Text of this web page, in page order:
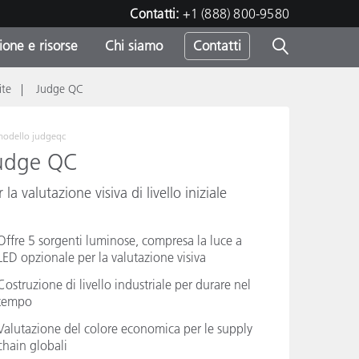
Contatti: +1 (888) 800-9580
e risorse Chi siamo Contatti
Judge QC
judgeqc
QC
la valutazione visiva di livello iniziale
5 sorgenti luminose, compresa la luce a
opzionale per la valutazione visiva
di livello industriale per durare nel
del colore economica per le supply
globali